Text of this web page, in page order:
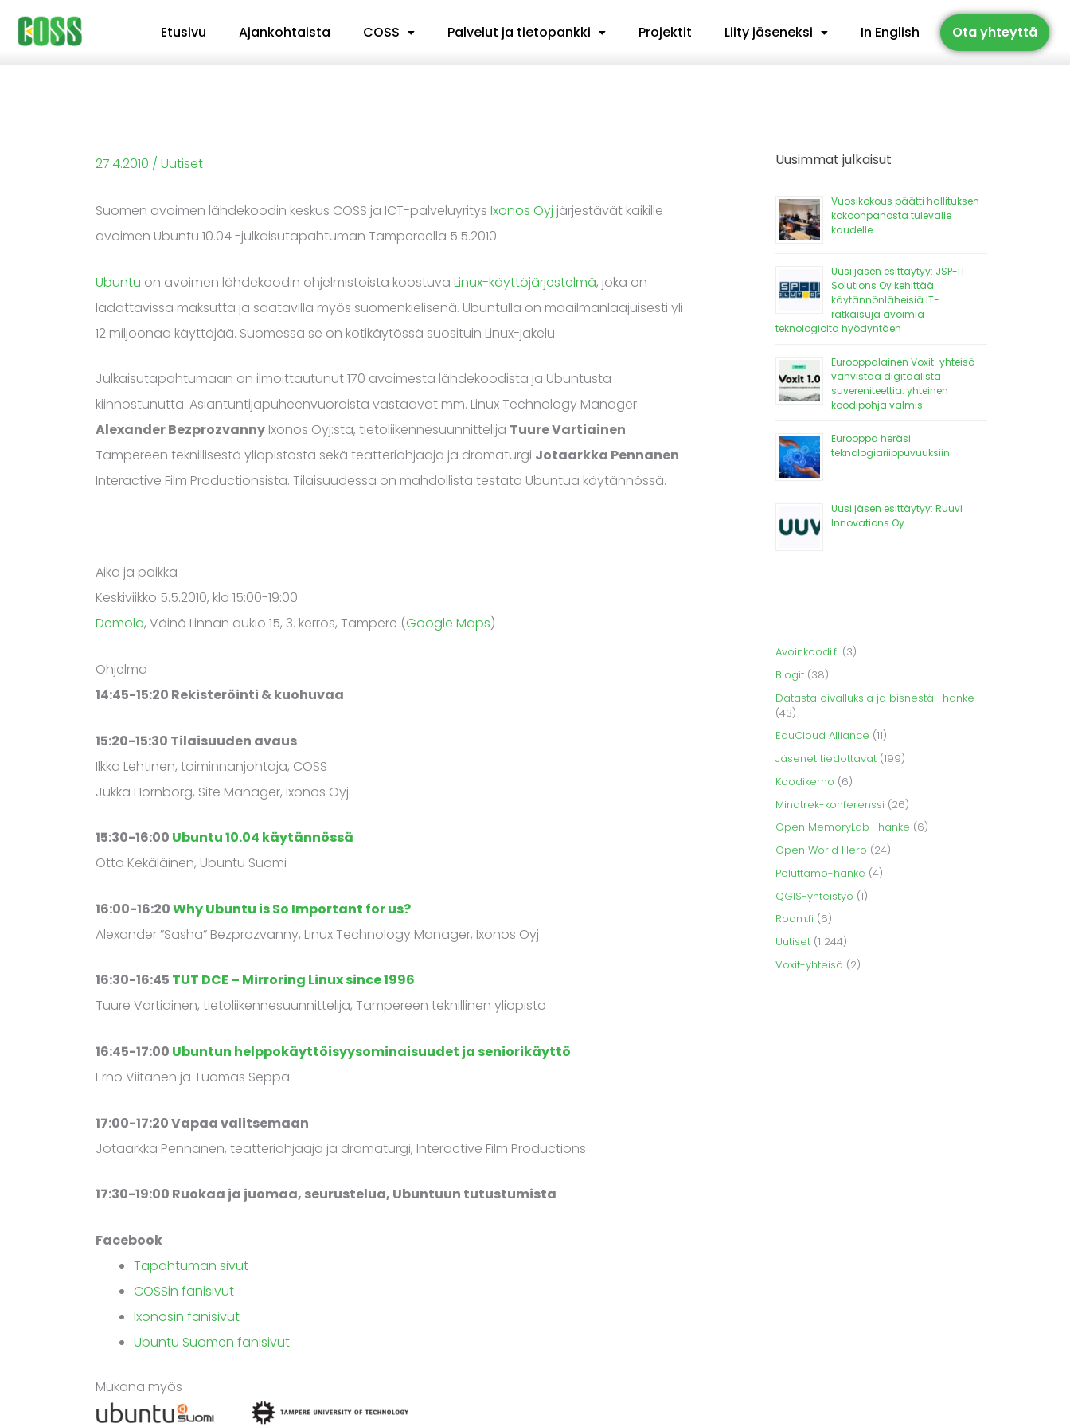
Siirry
sisältöön
Etusivu Ajankohtaista COSS Palvelut ja tietopankki Projektit Liity jäseneksi In English Ota yhteyttä
27.4.2010 / Uutiset
Suomen avoimen lähdekoodin keskus COSS ja ICT-palveluyritys Ixonos Oyj järjestävät kaikille
avoimen Ubuntu 10.04 -julkaisutapahtuman Tampereella 5.5.2010.
Ubuntu on avoimen lähdekoodin ohjelmistoista koostuva Linux-käyttöjärjestelmä, joka on
ladattavissa maksutta ja saatavilla myös suomenkielisenä. Ubuntulla on maailmanlaajuisesti yli
12 miljoonaa käyttäjää. Suomessa se on kotikäytössä suosituin Linux-jakelu.
Julkaisutapahtumaan on ilmoittautunut 170 avoimesta lähdekoodista ja Ubuntusta
kiinnostunutta. Asiantuntijapuheenvuoroista vastaavat mm. Linux Technology Manager
Alexander Bezprozvanny Ixonos Oyj:sta, tietoliikennesuunnittelija Tuure Vartiainen
Tampereen teknillisestä yliopistosta sekä teatteriohjaaja ja dramaturgi Jotaarkka Pennanen
Interactive Film Productionsista. Tilaisuudessa on mahdollista testata Ubuntua käytännössä.
Aika ja paikka
Keskiviikko 5.5.2010, klo 15:00-19:00
Demola, Väinö Linnan aukio 15, 3. kerros, Tampere (Google Maps)
Ohjelma
14:45-15:20 Rekisteröinti & kuohuvaa
15:20-15:30 Tilaisuuden avaus
Ilkka Lehtinen, toiminnanjohtaja, COSS
Jukka Hornborg, Site Manager, Ixonos Oyj
15:30-16:00 Ubuntu 10.04 käytännössä
Otto Kekäläinen, Ubuntu Suomi
16:00-16:20Why Ubuntu is So Important for us?
Alexander ”Sasha” Bezprozvanny, Linux Technology Manager, Ixonos Oyj
16:30-16:45 TUT DCE – Mirroring Linux since 1996
Tuure Vartiainen, tietoliikennesuunnittelija, Tampereen teknillinen yliopisto
16:45-17:00 Ubuntun helppokäyttöisyysominaisuudet ja seniorikäyttö
Erno Viitanen ja Tuomas Seppä
17:00-17:20 Vapaa valitsemaan
Jotaarkka Pennanen, teatteriohjaaja ja dramaturgi, Interactive Film Productions
17:30-19:00 Ruokaa ja juomaa, seurustelua, Ubuntuun tutustumista
Facebook
Tapahtuman sivut
COSSin fanisivut
Ixonosin fanisivut
Ubuntu Suomen fanisivut
Mukana myös
Uusimmat julkaisut
Vuosikokous päätti hallituksen
kokoonpanosta tulevalle
kaudelle
Uusi jäsen esittäytyy: JSP-IT
Solutions Oy kehittää
käytännönläheisiä IT-
ratkaisuja avoimia
teknologioita hyödyntäen
Eurooppalainen Voxit-yhteisö
vahvistaa digitaalista
suvereniteettia: yhteinen
koodipohja valmis
Eurooppa heräsi
teknologiariippuvuuksiin
Uusi jäsen esittäytyy: Ruuvi
Innovations Oy
Avoinkoodi.fi (3)
Blogit (38)
Datasta oivalluksia ja bisnestä -hanke
(43)
EduCloud Alliance (11)
Jäsenet tiedottavat (199)
Koodikerho (6)
Mindtrek-konferenssi (26)
Open MemoryLab -hanke (6)
Open World Hero (24)
Poluttamo-hanke (4)
QGIS-yhteistyö (1)
Roam.fi (6)
Uutiset (1 244)
Voxit-yhteisö (2)